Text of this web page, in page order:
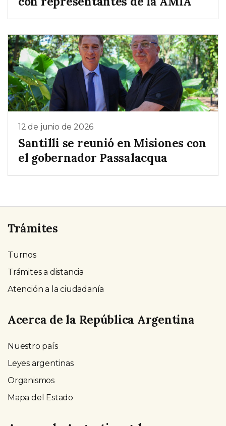
12 de junio de 2026
Santilli se reunió en Misiones con
el gobernador Passalacqua
Trámites
Turnos
Trámites a distancia
Atención a la ciudadanía
Acerca de la República Argentina
Nuestro país
Leyes argentinas
Organismos
Mapa del Estado